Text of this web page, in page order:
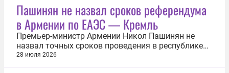
«Брюсселю не стоит рассчитывать, что страны
ЕАЭС не дадут утонуть ереванскому...
Пашинян не назвал сроков референдума
в Армении по ЕАЭС — Кремль
Премьер-министр Армении Никол Пашинян не
назвал точных сроков проведения в республике
референдума по вступлению в Евросоюз. Об этом
28 июля на брифинге сообщил пресс-секретарь
28 июля 2026